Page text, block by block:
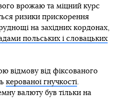
врожаю та міцний курс
ризики прискорення
на західних кордонах,
польських і словацьких
відмову від фіксованого
керованої гнучкості.
валюту був тільки на